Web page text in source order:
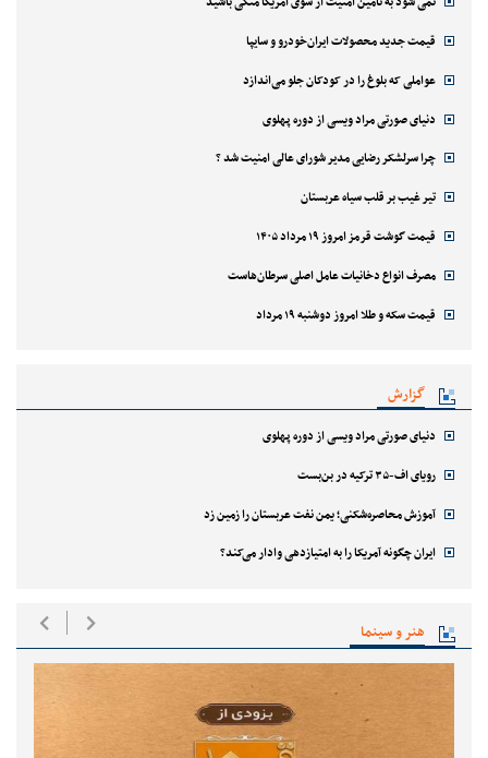
قیمت جدید محصولات ایران‌خودرو و سایپا
عواملی که بلوغ را در کودکان جلو می‌اندازد
دنیای صورتی مراد ویسی از دوره پهلوی
چرا سرلشکر رضایی مدیر شورای عالی امنیت شد ؟
تیر غیب بر قلب سیاه عربستان
قیمت گوشت قرمز امروز ۱۹ مرداد ۱۴۰۵
مصرف انواع دخانیات عامل اصلی سرطان‌هاست
قیمت سکه و طلا امروز دوشنبه ۱۹ مرداد
گزارش
دنیای صورتی مراد ویسی از دوره پهلوی
رویای اف-۳۵ ترکیه در بن‌بست
آموزش محاصره‌شکنی؛ یمن نفت عربستان را زمین زد
ایران چگونه آمریکا را به امتیازدهی وادار می‌کند؟
هنر و سینما